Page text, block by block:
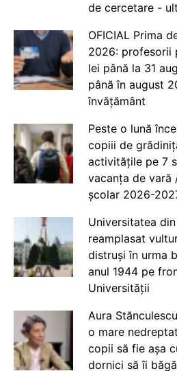
de cercetare -
OFICIAL Prima
2026: profesorii
lei până la 31
până în august
învățământ
Peste o lună
copiii de
activitățile pe 7
vacanța de vară
școlar 2026-
Universitatea
reamplasat
distruși în urma
anul 1944 pe
Universității
Aura
o mare
copii să fie așa
dornici să îi